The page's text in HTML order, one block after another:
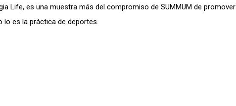
Life, es una muestra más del compromiso de SUMMUM de promover
es la práctica de deportes.